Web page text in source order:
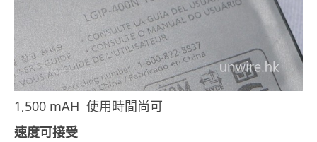
1,500 mAH 使用時間尚可
速度可接受